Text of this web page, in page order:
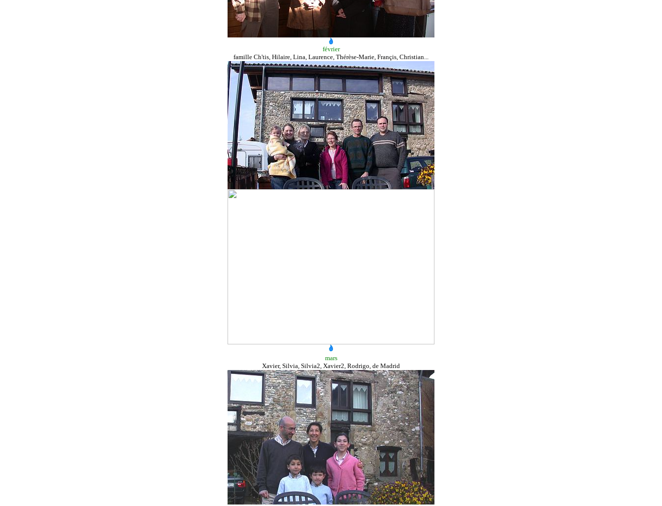
février
famille Ch'tis, Hilaire, Lina, Laurence, Thérèse-Marie, Françis, Christian...
mars
Xavier, Silvia, Silvia2, Xavier2, Rodrigo, de Madrid